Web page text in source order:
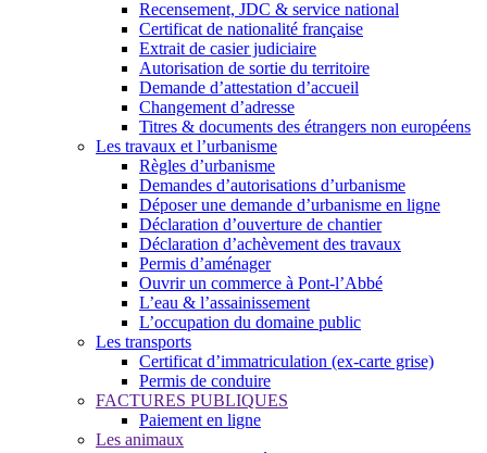
Recensement, JDC & service national
Certificat de nationalité française
Extrait de casier judiciaire
Autorisation de sortie du territoire
Demande d’attestation d’accueil
Changement d’adresse
Titres & documents des étrangers non européens
Les travaux et l’urbanisme
Règles d’urbanisme
Demandes d’autorisations d’urbanisme
Déposer une demande d’urbanisme en ligne
Déclaration d’ouverture de chantier
Déclaration d’achèvement des travaux
Permis d’aménager
Ouvrir un commerce à Pont-l’Abbé
L’eau & l’assainissement
L’occupation du domaine public
Les transports
Certificat d’immatriculation (ex-carte grise)
Permis de conduire
FACTURES PUBLIQUES
Paiement en ligne
Les animaux